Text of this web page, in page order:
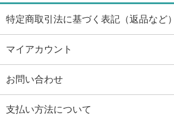
特定商取引法に基づく表記（返品など）
マイアカウント
お問い合わせ
支払い方法について